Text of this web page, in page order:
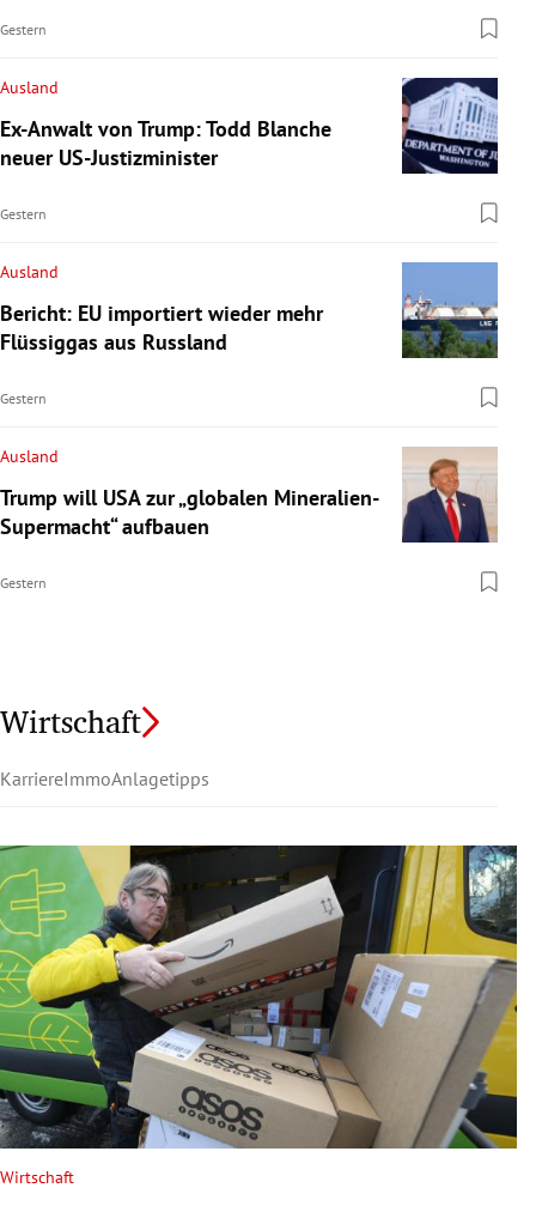
Gestern
Ausland
Ex-Anwalt von Trump: Todd Blanche
neuer US-Justizminister
Gestern
Ausland
Bericht: EU importiert wieder mehr
Flüssiggas aus Russland
Gestern
Ausland
Trump will USA zur „globalen Mineralien-
Supermacht“ aufbauen
Gestern
Wirtschaft
KarriereImmoAnlagetipps
Wirtschaft